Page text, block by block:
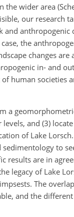
wider area
our research
the
changes
in- and
human societies
a
and (3)
of Lake
to
results are in
legacy of Lake
The
and the